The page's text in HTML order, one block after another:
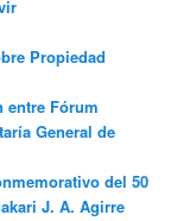
Propiedad
entre Fórum
General de
del 50
J. A. Agirre